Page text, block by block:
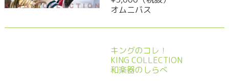
オムニバス
キングのコレ！
KING COLLECTION
和楽器のしらべ